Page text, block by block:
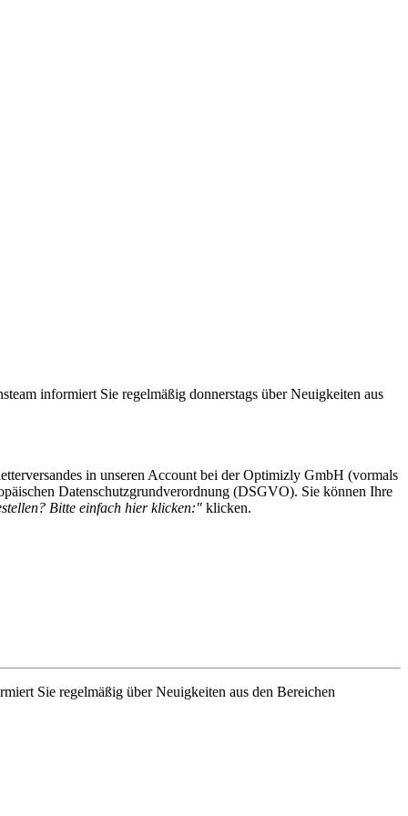
informiert Sie regelmäßig donnerstags über Neuigkeiten aus
in unseren Account bei der Optimizly GmbH (vormals
Datenschutzgrundverordnung (DSGVO). Sie können Ihre
Bitte einfach hier klicken:" klicken.
Sie regelmäßig über Neuigkeiten aus den Bereichen